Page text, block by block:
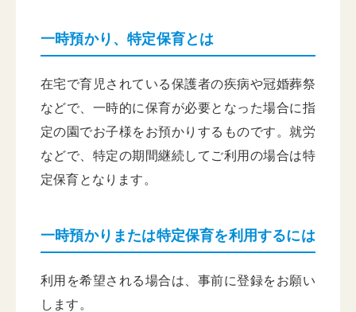
一時預かり、特定保育とは
在宅で育児されている保護者の疾病や冠婚葬祭
などで、一時的に保育が必要となった場合に指
定の園でお子様をお預かりするものです。就労
などで、特定の期間継続してご利用の場合は特
定保育となります。
一時預かりまたは特定保育を利用するには
利用を希望される場合は、事前に登録をお願い
します。